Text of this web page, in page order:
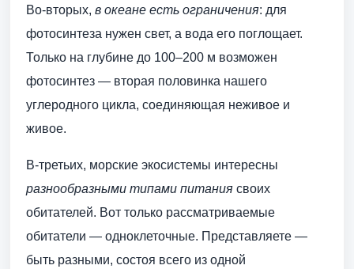
Во-вторых, в океане есть ограничения: для
фотосинтеза нужен свет, а вода его поглощает.
Только на глубине до 100–200 м возможен
фотосинтез — вторая половинка нашего
углеродного цикла, соединяющая неживое и
живое.
В-третьих, морские экосистемы интересны
разнообразными типами питания своих
обитателей. Вот только рассматриваемые
обитатели — одноклеточные. Представляете —
быть разными, состоя всего из одной